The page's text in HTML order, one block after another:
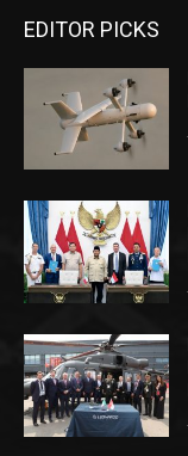
EDITOR PICKS